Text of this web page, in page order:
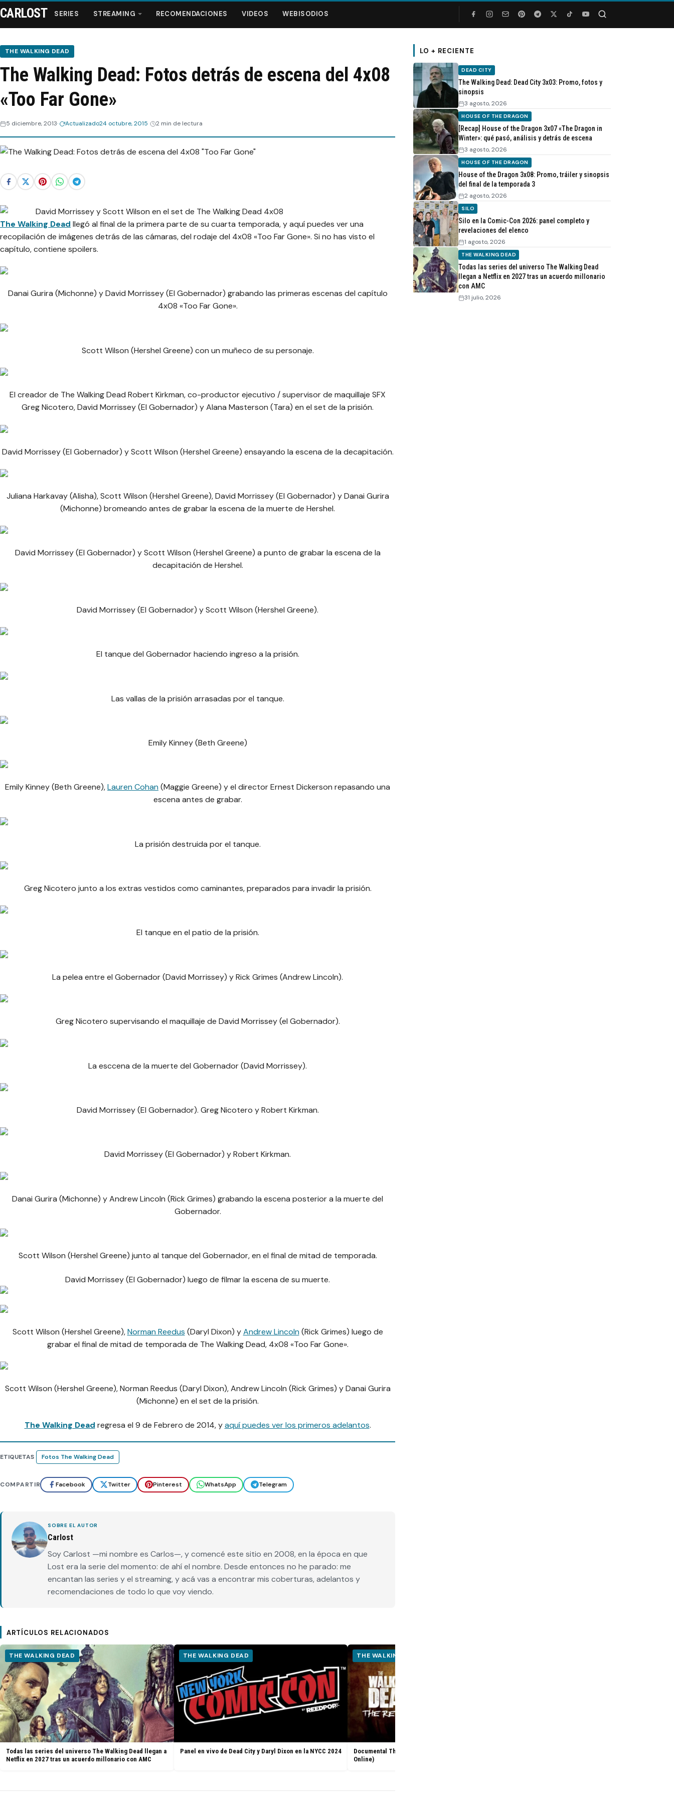
Series
Streaming
Webisodios
CARLOST SERIES STREAMING RECOMENDACIONES VIDEOS WEBISODIOS
THE WALKING DEAD
The Walking Dead: Fotos detrás de escena del 4x08
«Too Far Gone»
5 diciembre, 2013 Actualizado24 octubre, 2015 2 min de lectura
The Walking Dead llegó al final de la primera parte de su cuarta temporada, y aquí puedes ver una
recopilación de imágenes detrás de las cámaras, del rodaje del 4x08 «Too Far Gone». Si no has visto el
capítulo, contiene spoilers.
Danai Gurira (Michonne) y David Morrissey (El Gobernador) grabando las primeras escenas del capítulo
4x08 «Too Far Gone».
Scott Wilson (Hershel Greene) con un muñeco de su personaje.
El creador de The Walking Dead Robert Kirkman, co-productor ejecutivo / supervisor de maquillaje SFX
Greg Nicotero, David Morrissey (El Gobernador) y Alana Masterson (Tara) en el set de la prisión.
David Morrissey (El Gobernador) y Scott Wilson (Hershel Greene) ensayando la escena de la decapitación.
Juliana Harkavay (Alisha), Scott Wilson (Hershel Greene), David Morrissey (El Gobernador) y Danai Gurira
(Michonne) bromeando antes de grabar la escena de la muerte de Hershel.
David Morrissey (El Gobernador) y Scott Wilson (Hershel Greene) a punto de grabar la escena de la
decapitación de Hershel.
David Morrissey (El Gobernador) y Scott Wilson (Hershel Greene).
El tanque del Gobernador haciendo ingreso a la prisión.
Las vallas de la prisión arrasadas por el tanque.
Emily Kinney (Beth Greene)
Emily Kinney (Beth Greene),Lauren Cohan(Maggie Greene) y el director Ernest Dickerson repasando una
escena antes de grabar.
La prisión destruida por el tanque.
Greg Nicotero junto a los extras vestidos como caminantes, preparados para invadir la prisión.
El tanque en el patio de la prisión.
La pelea entre el Gobernador (David Morrissey) y Rick Grimes (Andrew Lincoln).
Greg Nicotero supervisando el maquillaje de David Morrissey (el Gobernador).
La esccena de la muerte del Gobernador (David Morrissey).
David Morrissey (El Gobernador). Greg Nicotero y Robert Kirkman.
David Morrissey (El Gobernador) y Robert Kirkman.
Danai Gurira (Michonne) y Andrew Lincoln (Rick Grimes) grabando la escena posterior a la muerte del
Gobernador.
Scott Wilson (Hershel Greene) junto al tanque del Gobernador, en el final de mitad de temporada.
David Morrissey (El Gobernador) luego de filmar la escena de su muerte.
Scott Wilson (Hershel Greene),Norman Reedus (Daryl Dixon) yAndrew Lincoln(Rick Grimes) luego de
grabar el final de mitad de temporada de The Walking Dead, 4x08 «Too Far Gone».
Scott Wilson (Hershel Greene), Norman Reedus (Daryl Dixon), Andrew Lincoln (Rick Grimes) y Danai Gurira
(Michonne) en el set de la prisión.
The Walking Dead regresa el 9 de Febrero de 2014, yaquí puedes ver los primeros adelantos.
ETIQUETAS Fotos The Walking Dead
COMPARTIR Facebook Twitter Pinterest WhatsApp Telegram
SOBRE EL AUTOR
Carlost
Soy Carlost —mi nombre es Carlos—, y comencé este sitio en 2008, en la época en que
Lost era la serie del momento: de ahí el nombre. Desde entonces no he parado: me
encantan las series y el streaming, y acá vas a encontrar mis coberturas, adelantos y
recomendaciones de todo lo que voy viendo.
ARTÍCULOS RELACIONADOS
THE WALKING DEAD
Todas las series del universo The Walking Dead llegan a
Netflix en 2027 tras un acuerdo millonario con AMC
THE WALKING DEAD
Panel en vivo de Dead City y Daryl Dixon en la NYCC 2024
THE WALKING DEAD
Documental The Walking Dead: The Return (Subtitulado
Online)
LO + RECIENTE
DEAD CITY
The Walking Dead: Dead City 3x03: Promo, fotos y
sinopsis
3 agosto, 2026
HOUSE OF THE DRAGON
[Recap] House of the Dragon 3x07 «The Dragon in
Winter»: qué pasó, análisis y detrás de escena
3 agosto, 2026
HOUSE OF THE DRAGON
House of the Dragon 3x08: Promo, tráiler y sinopsis
del final de la temporada 3
2 agosto, 2026
SILO
Silo en la Comic-Con 2026: panel completo y
revelaciones del elenco
1 agosto, 2026
THE WALKING DEAD
Todas las series del universo The Walking Dead
llegan a Netflix en 2027 tras un acuerdo millonario
con AMC
31 julio, 2026